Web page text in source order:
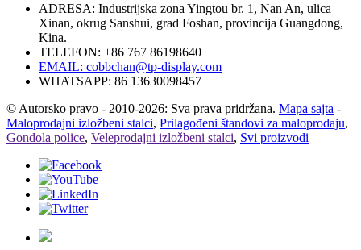
ADRESA: Industrijska zona Yingtou br. 1, Nan An, ulica
Xinan, okrug Sanshui, grad Foshan, provincija Guangdong,
Kina.
TELEFON: +86 767 86198640
EMAIL: cobbchan@tp-display.com
WHATSAPP: 86 13630098457
© Autorsko pravo - 2010-2026: Sva prava pridržana. Mapa sajta -
Maloprodajni izložbeni stalci, Prilagođeni štandovi za maloprodaju,
Gondola police, Veleprodajni izložbeni stalci, Svi proizvodi